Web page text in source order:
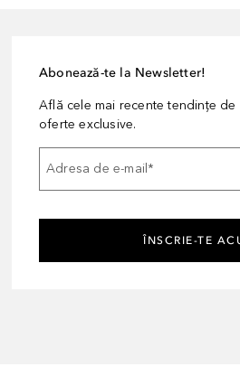
Abonează-te la Newsletter!
Află cele mai recente tendințe
oferte exclusive.
Adresa de e-mail*
ÎNSCRIE-TE